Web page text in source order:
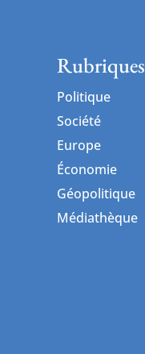
Rubriques
Politique
Société
Europe
Économie
Géopolitique
Médiathèque